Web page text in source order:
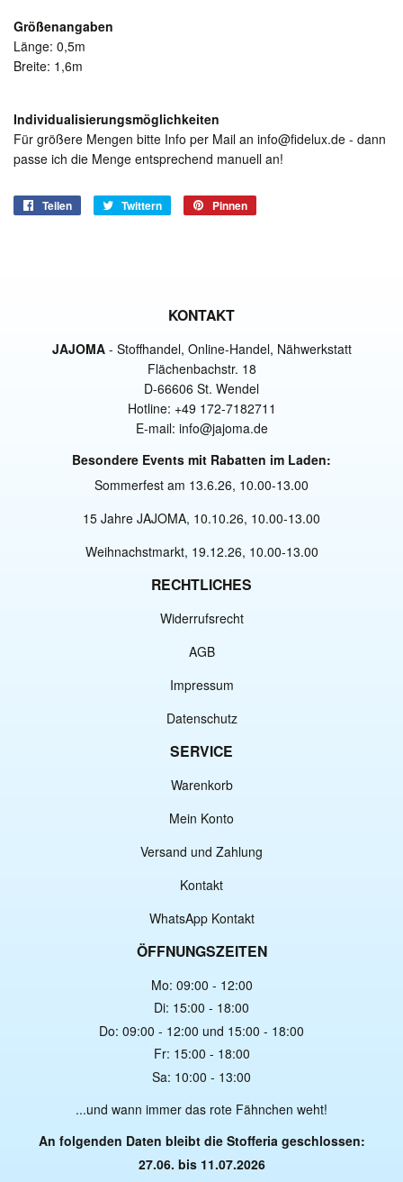
Größenangaben
Länge: 0,5m
Breite: 1,6m
Individualisierungsmöglichkeiten
Für größere Mengen bitte Info per Mail an info@fidelux.de - dann
passe ich die Menge entsprechend manuell an!
Teilen Twittern Pinnen
KONTAKT
JAJOMA- Stoffhandel, Online-Handel, Nähwerkstatt
Flächenbachstr. 18
D-66606 St. Wendel
Hotline: +49 172-7182711
E-mail: info@jajoma.de
Besondere Events mit Rabatten im Laden:
Sommerfest am 13.6.26, 10.00-13.00
15 Jahre JAJOMA, 10.10.26, 10.00-13.00
Weihnachstmarkt, 19.12.26, 10.00-13.00
RECHTLICHES
Widerrufsrecht
AGB
Impressum
Datenschutz
SERVICE
Warenkorb
Mein Konto
Versand und Zahlung
Kontakt
WhatsApp Kontakt
ÖFFNUNGSZEITEN
Mo: 09:00 - 12:00
Di: 15:00 - 18:00
Do: 09:00 - 12:00 und 15:00 - 18:00
Fr: 15:00 - 18:00
Sa: 10:00 - 13:00
...und wann immer das rote Fähnchen weht!
An folgenden Daten bleibt die Stofferia geschlossen:
27.06. bis 11.07.2026